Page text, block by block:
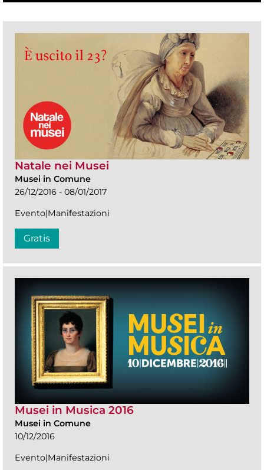
Natale nei Musei
Musei in Comune
26/12/2016 - 08/01/2017
Evento|Manifestazioni
Gratis
Musei in Musica 2016
Musei in Comune
10/12/2016
Evento|Manifestazioni